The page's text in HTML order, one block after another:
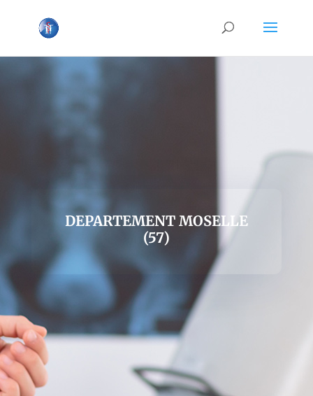
DEPARTEMENT MOSELLE
(57)